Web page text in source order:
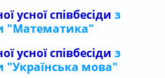
усної співбесіди з
"Математика"
усної співбесіди з
"Українська мова"